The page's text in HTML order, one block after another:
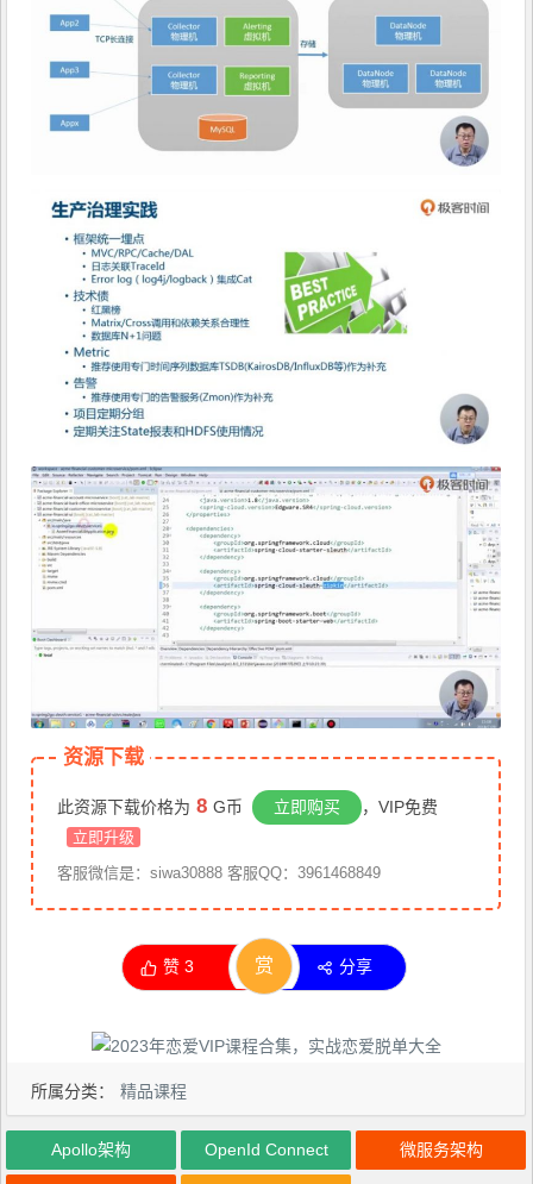
资源下载
此资源下载价格为 8 G币 立即购买 ，VIP免费
立即升级
客服微信是：siwa30888 客服QQ：3961468849
赞3 赏 分享
所属分类： 精品课程
Apollo架构 OpenId Connect 微服务架构